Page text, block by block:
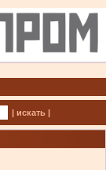
| искать |